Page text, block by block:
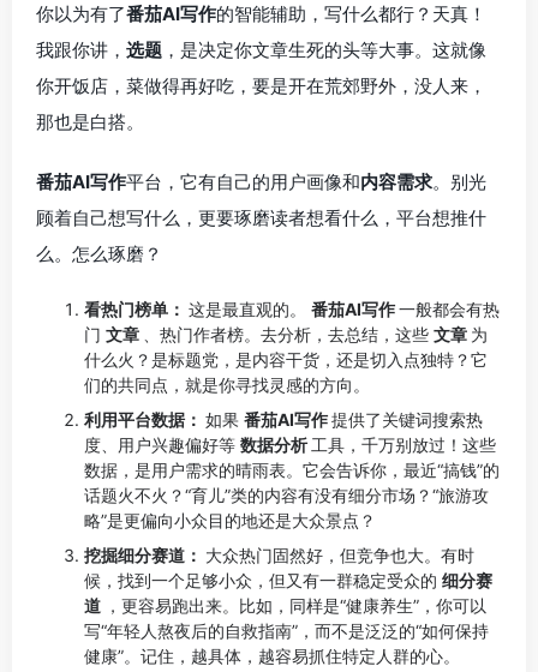
你以为有了番茄AI写作的智能辅助，写什么都行？天真！
我跟你讲， 选题 ，是决定你文章生死的头等大事。这就像
你开饭店，菜做得再好吃，要是开在荒郊野外，没人来，
那也是白搭。
番茄AI写作平台，它有自己的用户画像和内容需求。别光
顾着自己想写什么，更要琢磨读者想看什么，平台想推什
么。怎么琢磨？
看热门榜单： 这是最直观的。 番茄AI写作一般都会有热
门 文章 、热门作者榜。去分析，去总结，这些 文章 为
什么火？是标题党，是内容干货，还是切入点独特？它
们的共同点，就是你寻找灵感的方向。
利用平台数据： 如果 番茄AI写作提供了关键词搜索热
度、用户兴趣偏好等 数据分析工具，千万别放过！这些
数据，是用户需求的晴雨表。它会告诉你，最近“搞钱”的
话题火不火？“育儿”类的内容有没有细分市场？“旅游攻
略”是更偏向小众目的地还是大众景点？
挖掘细分赛道： 大众热门固然好，但竞争也大。有时
候，找到一个足够小众，但又有一群稳定受众的 细分赛
道 ，更容易跑出来。比如，同样是“健康养生”，你可以
写“年轻人熬夜后的自救指南”，而不是泛泛的“如何保持
健康”。记住，越具体，越容易抓住特定人群的心。